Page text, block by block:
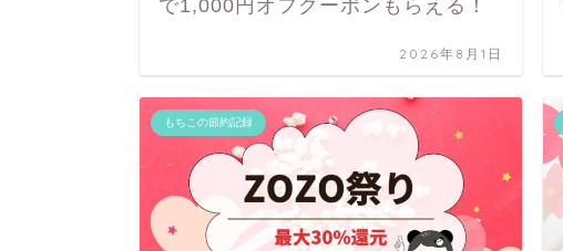
で1,000円オフクーポンもらえる！
2026年8月1日
もちこの節約記録